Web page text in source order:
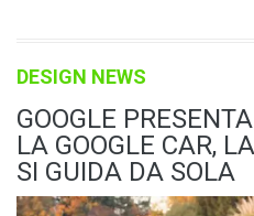
DESIGN NEWS
GOOGLE
LA GOOGLE CAR,
SI GUIDA DA SOLA